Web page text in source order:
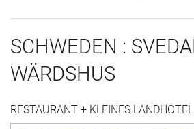
Das war 2012
Das war 2011
Das war 2010
SCHWEDEN :
WÄRDSHUS
RESTAURANT + KLEINES LANDHOTEL